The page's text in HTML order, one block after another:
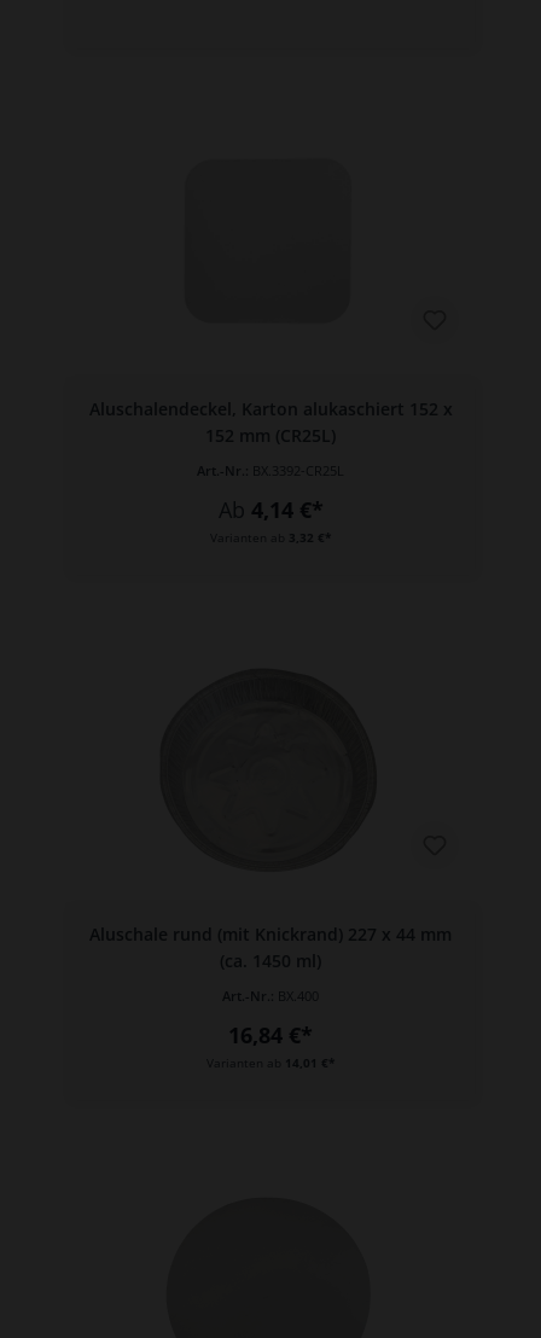
Aluschalendeckel, Karton alukaschiert 152 x
152 mm (CR25L)
Art.-Nr.:
Ab 4,14 €*
3,32 €*
Aluschale rund (mit Knickrand) 227 x 44 mm
(ca. 1450 ml)
Art.-Nr.: BX.400
16,84 €*
14,01 €*